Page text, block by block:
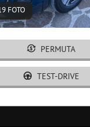
FOTO
PERMUTA
TEST-DRIVE